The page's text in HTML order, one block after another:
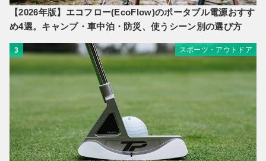
【2026年版】エコフロー(EcoFlow)のポータブル電源おすす
め4選。キャンプ・車中泊・防災、使うシーン別の選び方
3 スポーツ・アウトドア